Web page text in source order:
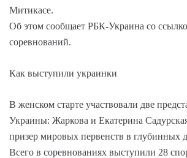
Митикасе.
Об этом сообщает РБК-Украина со
соревнований.
Как выступили украинки
В женском старте участвовали две
Украины: Жаркова и Екатерина
призер мировых первенств в глубинных
Всего в соревнованиях выступили 28